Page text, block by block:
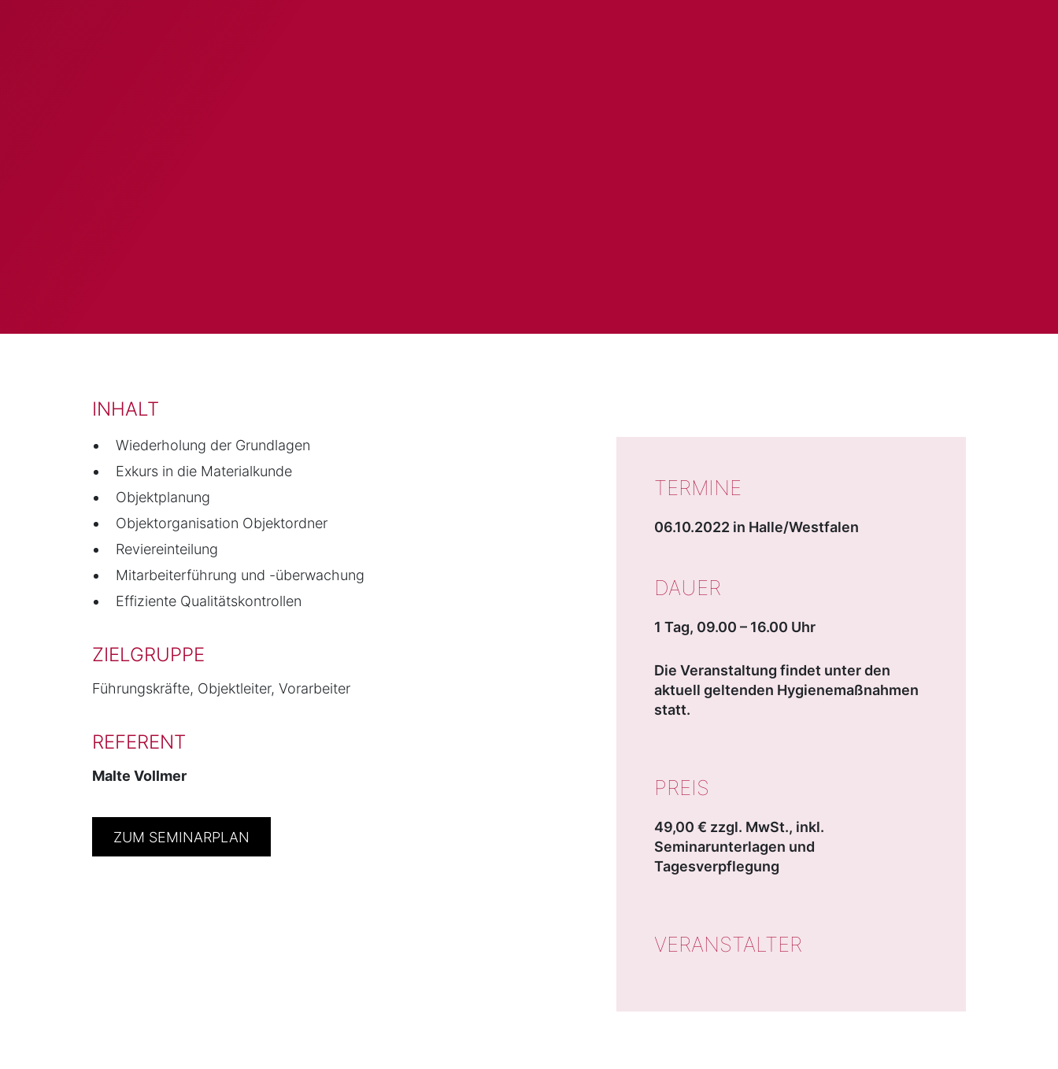
INHALT
Wiederholung der Grundlagen
Exkurs in die Materialkunde
Objektplanung
Objektorganisation Objektordner
Reviereinteilung
Mitarbeiterführung und -überwachung
Effiziente Qualitätskontrollen
ZIELGRUPPE
Führungskräfte, Objektleiter, Vorarbeiter
REFERENT
Malte Vollmer
ZUM SEMINARPLAN
TERMINE
06.10.2022 in Halle/Westfalen
DAUER
1 Tag, 09.00 – 16.00 Uhr
Die Veranstaltung findet unter den
aktuell geltenden Hygienemaßnahmen
statt.
PREIS
49,00 € zzgl. MwSt., inkl.
Seminarunterlagen und
Tagesverpflegung
VERANSTALTER